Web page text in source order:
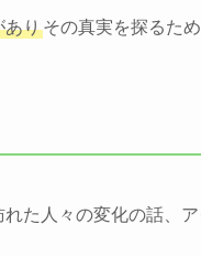
ありその真実を探るた
た人々の変化の話、